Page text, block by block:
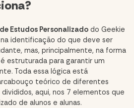
Estudos Personalizado do Geekie
identificação do que deve ser
mas, principalmente, na forma
estruturada para garantir um
Toda essa lógica está
teórico de diferentes
aqui, nos 7 elementos que
de alunos e alunas.